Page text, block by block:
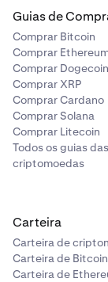
Os
pode
encerrado.
• Preço atual:
• Valor
com base
• P&L Não
percentual
de
o ativo seja
em sua conta,
para
a acompanhar
desempenho
Guias de
Comprar Bitcoin
Comprar
Comprar Dogecoin
Comprar XRP
Comprar Cardano
Comprar Solana
Comprar Litecoin
Todos os guias das
criptomoedas
Carteira
Carteira de
Carteira de Bitcoin
Carteira de